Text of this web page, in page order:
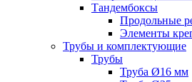
Тандембоксы
Продольные
Элементы
Трубы и комплектующие
Трубы
Труба Ø16 мм